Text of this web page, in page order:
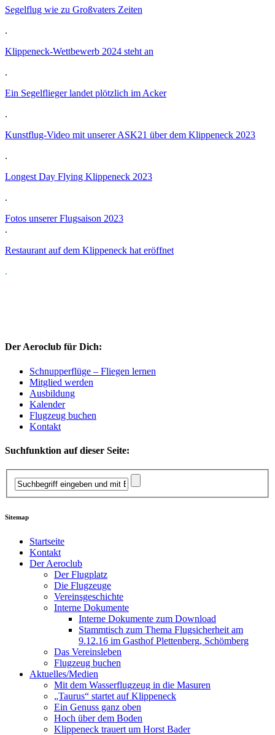
Segelflug wie zu Großvaters Zeiten
.
Klippeneck-Wettbewerb 2024 steht an
.
Ein Segelflieger landet plötzlich im Acker
.
Kunstflug-Video mit unserer ASK21 über dem Klippeneck 2023
.
Longest Day Flying Klippeneck 2023
.
Fotos unserer Flugsaison 2023
.
Restaurant auf dem Klippeneck hat eröffnet
.
Der Aeroclub für Dich:
Schnupperflüge – Fliegen lernen
Mitglied werden
Ausbildung
Kalender
Flugzeug buchen
Kontakt
Suchfunktion auf dieser Seite:
Sitemap
Startseite
Kontakt
Der Aeroclub
Der Flugplatz
Die Flugzeuge
Vereinsgeschichte
Interne Dokumente
Interne Dokumente zum Download
Stammtisch zum Thema Flugsicherheit am
9.12.16 im Gasthof Plettenberg, Schömberg
Das Vereinsleben
Flugzeug buchen
Aktuelles/Medien
Mit dem Wasserflugzeug in die Masuren
„Taurus“ startet auf Klippeneck
Ein Genuss ganz oben
Hoch über dem Boden
Klippeneck trauert um Horst Bader